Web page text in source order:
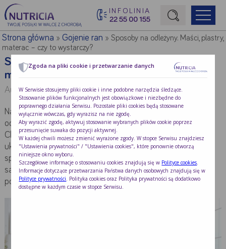
INFOLINIA
22 55 00 155
Początek treści głównej
Strona główna » Gojenie ran »Sposoby na odleżyny. Maści, plastry,
materac – czy to wystarczy?
Sposoby na odleżyny. Maści, plastry,
materac – czy to wystarczy?
Autor:Redakcja Nutricia
Na całym świecie obserwuje się wzrost występowania
odleżyn. Wiele czynników ma wpływ na ten stan rzeczy.
Choroby przewlekłe takie jak cukrzyca, otyłość, choroby
układu krążenia u osób starszych powodują ograniczenie
sprawności ruchowej oraz zmniejszenie możliwości
samoopiekuńczych. Jak powinno wyglądać prawidłowe
postępowanie przy odleżynach?
Zgoda na pliki cookie i przetwarzanie danych
W Serwisie stosujemy pliki cookie i inne podobne narzędzia śledzące.
Stosowanie plików funkcjonalnych jest obowiązkowe i niezbędne do
poprawnego działania Serwisu. Pozostałe pliki cookies będą stosowane
wyłącznie wówczas, gdy wyrazisz na nie zgodę.
Aby wyrazić zgodę, aktywuj stosowanie wybranych plików cookie poprzez
przesunięcie suwaka do pozycji aktywnej.
W każdej chwili możesz zmienić wyrażone zgody. W stopce Serwisu znajdziesz
"Ustawienia prywatności" / "Ustawienia cookies", które ponownie otworzą
niniejsze okno wyboru.
Szczegółowe informacje o stosowaniu cookies znajdują się w Polityce cookies
Informacje dotyczące przetwarzania Państwa danych osobowych znajdują się w
Polityce prywatności . Polityka cookies oraz Polityka prywatności są dodatkowo
dostępne w każdym czasie w stopce Serwisu.